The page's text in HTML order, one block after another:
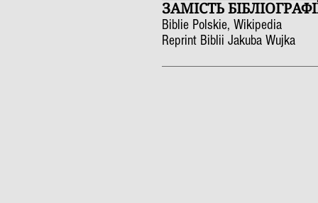
ЗАМІСТЬ
Biblie Polskie, Wikipedia
Reprint Biblii Jakuba Wujka